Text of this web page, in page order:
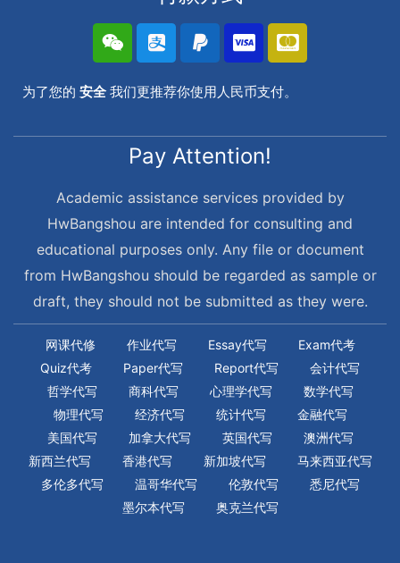
为了您的 安全 我们更推荐你使用人民币支付。
Pay Attention!
Academic assistance services provided by
HwBangshou are intended for consulting and
educational purposes only. Any file or document
from HwBangshou should be regarded as sample or
draft, they should not be submitted as they were.
网课代修 作业代写 Essay代写
Exam代考
Quiz代考
Paper代写 Report代写
会计代写
哲学代写
商科代写 心理学代写
数学代写
物理代写
经济代写 统计代写
金融代写
美国代写
加拿大代写 英国代写
澳洲代写
新西兰代写
香港代写 新加坡代写
马来西亚代写
多伦多代写
温哥华代写 伦敦代写
悉尼代写
墨尔本代写
奥克兰代写